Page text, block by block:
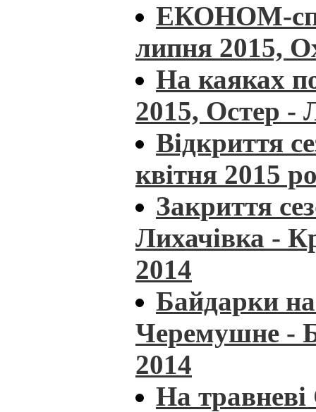
ЕКОНОМ-
липня 2015,
На каяках
2015, Остер -
Відкриття
квітня 2015
Закриття
Лихачівка -
2014
Байдарки
Черемушне -
2014
На